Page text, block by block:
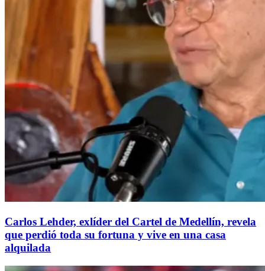
Carlos Lehder, exlíder del Cartel de Medellín, revela
que perdió toda su fortuna y vive en una casa
alquilada